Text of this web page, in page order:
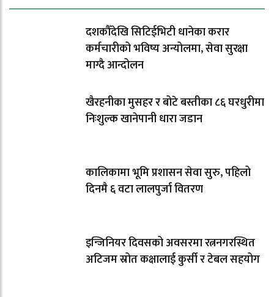
दशकौँदेखि सिटिईभिटी धानेका करार
कर्मचारीको भविष्य अन्योलमा, सेवा सुरक्षा
माग्दै आन्दोलन
खैरहनीका मुसहर र बोटे बस्तीका ८६ घरधुरीमा
निःशुल्क खानेपानी धारा जडान
कालिकामा भूमि प्रशासन सेवा सुरु, पहिलो
दिनमै ६ वटा लालपुर्जा वितरण
इन्जिनियर दिवसको अवसरमा रत्ननगरस्थित
अटिजम स्रोत कक्षालाई कुर्सी र टेबल सहयोग